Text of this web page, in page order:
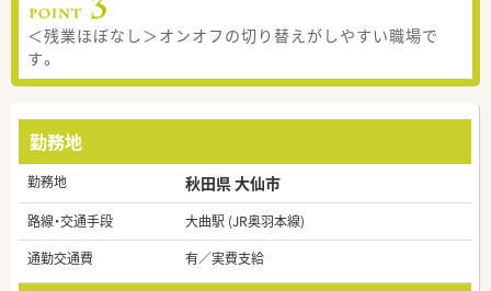
＜残業ほぼなし＞オンオフの切り替えがしやすい職場で
す。
勤務地
勤務地 秋田県 大仙市
路線・交通手段
大曲駅 (JR奥羽本線)
通勤交通費
有／実費支給